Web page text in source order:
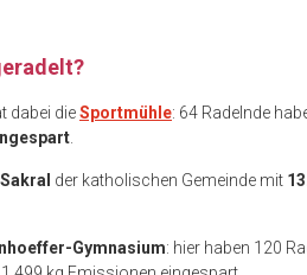
dabei dieSportmühle: 64 Radelnde
der katholischen Gemeinde mit
Gymnasium: hier haben 120